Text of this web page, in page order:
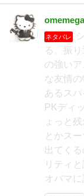
ネタバレ
る。振
の強い
な友情
あるス
PKディ
ょっと
とかス
出てく
リティ
オバマに